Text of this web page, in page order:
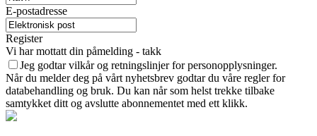
E-postadresse
Register
Vi har mottatt din påmelding - takk
Jeg godtar vilkår og retningslinjer for personopplysninger.
Når du melder deg på vårt nyhetsbrev godtar du våre regler for
databehandling og bruk. Du kan når som helst trekke tilbake
samtykket ditt og avslutte abonnementet med ett klikk.